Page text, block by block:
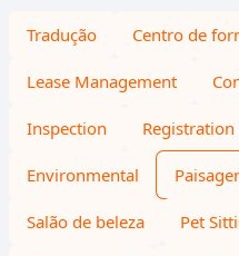
Tradução Centro de
Lease Management
Inspection Registration
Environmental
Salão de beleza Pet